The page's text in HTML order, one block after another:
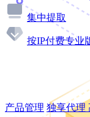
集中提取
按IP付费专业
产品管理 独享代理